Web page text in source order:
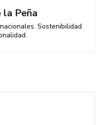
Peña
Sostenibilidad